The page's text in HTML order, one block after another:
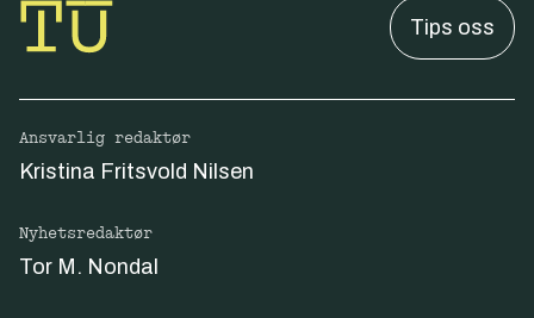
Tips oss
Ansvarlig redaktør
Kristina Fritsvold Nilsen
Nyhetsredaktør
Tor M. Nondal